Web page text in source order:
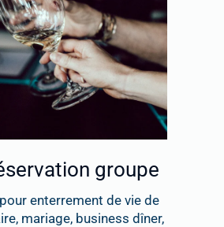
groupe
enterrement de vie de
mariage, business dîner,